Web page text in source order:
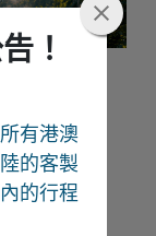
！
有港澳
的客製
的行程
夢裡
空
排座